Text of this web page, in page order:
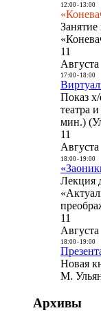
12:00- 13:00
11
Августа
17:00- 18:00
Показ
театра
мин.)
11
Августа
18:00- 19:00
Лекция
11
Августа
18:00- 19:00
Новая
М.
Архивы